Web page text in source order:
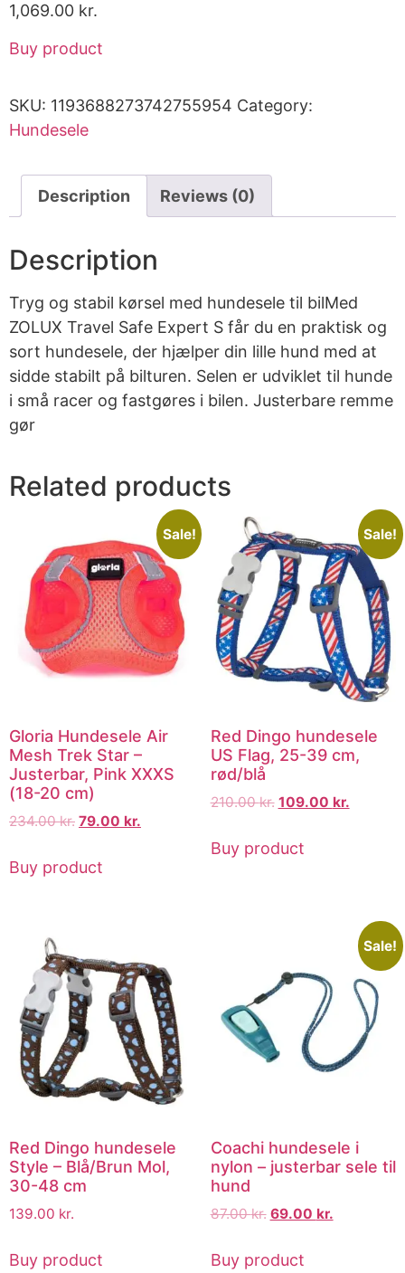
1,069.00 kr.
Buy product
SKU: 1193688273742755954 Category:
Hundesele
Description Reviews (0)
Description
Tryg og stabil kørsel med hundesele til bilMed
ZOLUX Travel Safe Expert S får du en praktisk og
sort hundesele, der hjælper din lille hund med at
sidde stabilt på bilturen. Selen er udviklet til hunde
i små racer og fastgøres i bilen. Justerbare remme
gør
Related products
Sale!
Gloria Hundesele Air
Mesh Trek Star –
Justerbar, Pink XXXS
(18-20 cm)
234.00kr. 79.00 kr.
Buy product
Sale!
Red Dingo hundesele
US Flag, 25-39 cm,
rød/blå
210.00kr. 109.00 kr.
Buy product
Red Dingo hundesele
Style – Blå/Brun Mol,
30-48 cm
139.00 kr.
Buy product
Sale!
Coachi hundesele i
nylon – justerbar sele til
hund
87.00kr. 69.00 kr.
Buy product